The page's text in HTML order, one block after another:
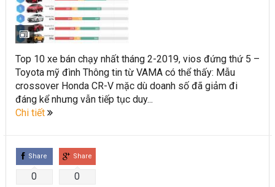
Top 10 xe bán chạy nhất tháng 2-2019, vios đứng thứ 5 –
Toyota mỹ đình Thông tin từ VAMA có thể thấy: Mẫu
crossover Honda CR-V mặc dù doanh số đã giảm đi
đáng kể nhưng vẫn tiếp tục duy...
Chi tiết
Share
0
Share
0